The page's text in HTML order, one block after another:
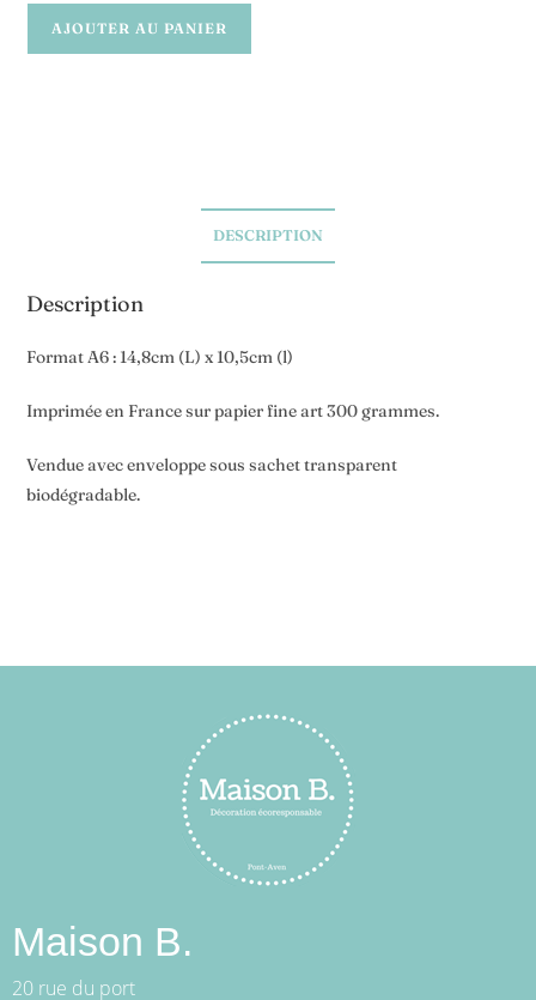
AJOUTER AU PANIER
DESCRIPTION
Description
Format A6 : 14,8cm (L) x 10,5cm (l)
Imprimée en France sur papier fine art 300 grammes.
Vendue avec enveloppe sous sachet transparent
biodégradable.
Maison B.
20 rue du port